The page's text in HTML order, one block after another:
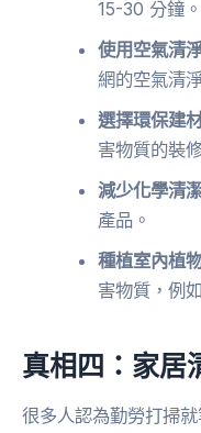
15-30 分鐘。
使用空氣清
網的空氣清
選擇環保建
害物質的裝
減少化學清
產品。
種植室內植
害物質，例
真相四：家居
很多人認為勤勞打掃